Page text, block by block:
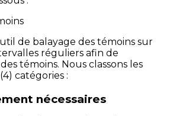
de balayage des témoins sur
réguliers afin de
témoins. Nous classons les
catégories :
nécessaires